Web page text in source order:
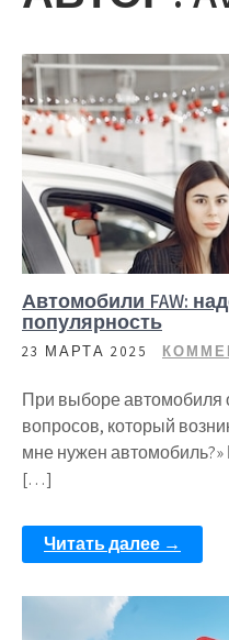
Автомобили FAW:
популярность
23 МАРТА 2025
При выборе автомобиля
вопросов, который
мне нужен
[…]
Читать далее →